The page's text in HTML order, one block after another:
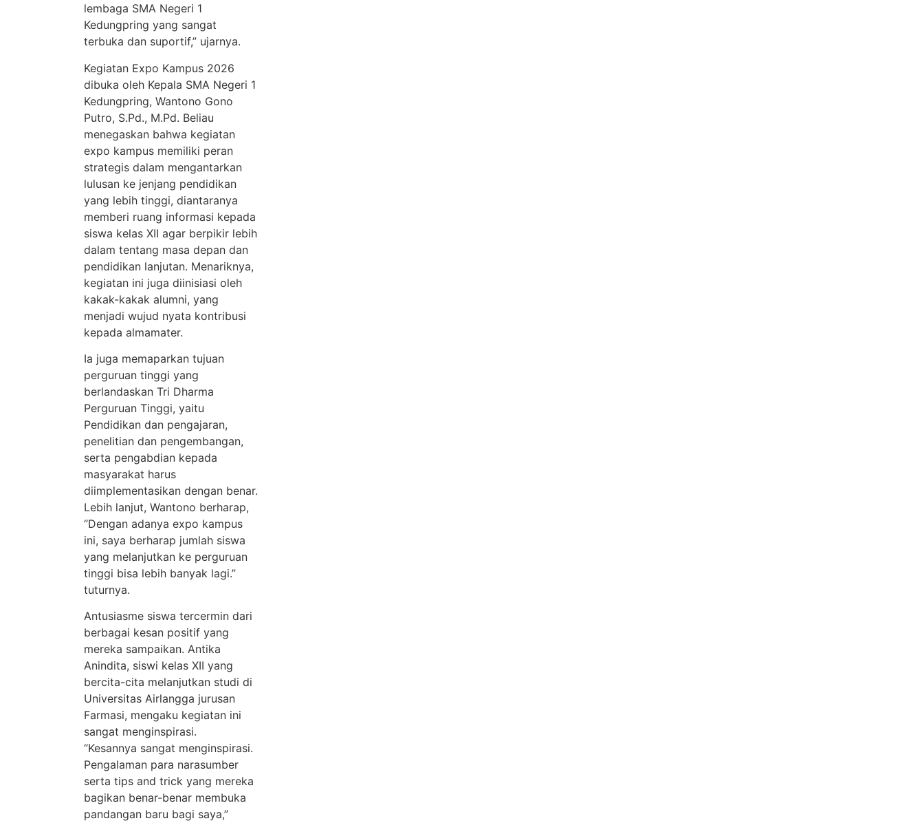
lembaga SMA Negeri 1
Kedungpring yang sangat
terbuka dan suportif,” ujarnya.
Kegiatan Expo Kampus 2026
dibuka oleh Kepala SMA Negeri 1
Kedungpring, Wantono Gono
Putro, S.Pd., M.Pd. Beliau
menegaskan bahwa kegiatan
expo kampus memiliki peran
strategis dalam mengantarkan
lulusan ke jenjang pendidikan
yang lebih tinggi, diantaranya
memberi ruang informasi kepada
siswa kelas XII agar berpikir lebih
dalam tentang masa depan dan
pendidikan lanjutan. Menariknya,
kegiatan ini juga diinisiasi oleh
kakak-kakak alumni, yang
menjadi wujud nyata kontribusi
kepada almamater.
Ia juga memaparkan tujuan
perguruan tinggi yang
berlandaskan Tri Dharma
Perguruan Tinggi, yaitu
Pendidikan dan pengajaran,
penelitian dan pengembangan,
serta pengabdian kepada
masyarakat harus
diimplementasikan dengan benar.
Lebih lanjut, Wantono berharap,
“Dengan adanya expo kampus
ini, saya berharap jumlah siswa
yang melanjutkan ke perguruan
tinggi bisa lebih banyak lagi.”
tuturnya.
Antusiasme siswa tercermin dari
berbagai kesan positif yang
mereka sampaikan. Antika
Anindita, siswi kelas XII yang
bercita-cita melanjutkan studi di
Universitas Airlangga jurusan
Farmasi, mengaku kegiatan ini
sangat menginspirasi.
“Kesannya sangat menginspirasi.
Pengalaman para narasumber
serta tips and trick yang mereka
bagikan benar-benar membuka
pandangan baru bagi saya,”